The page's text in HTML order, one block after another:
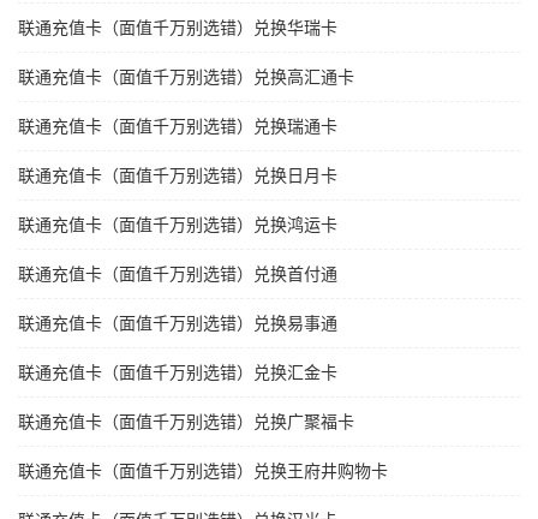
联通充值卡（面值千万别选错）兑换华瑞卡
联通充值卡（面值千万别选错）兑换高汇通卡
联通充值卡（面值千万别选错）兑换瑞通卡
联通充值卡（面值千万别选错）兑换日月卡
联通充值卡（面值千万别选错）兑换鸿运卡
联通充值卡（面值千万别选错）兑换首付通
联通充值卡（面值千万别选错）兑换易事通
联通充值卡（面值千万别选错）兑换汇金卡
联通充值卡（面值千万别选错）兑换广聚福卡
联通充值卡（面值千万别选错）兑换王府井购物卡